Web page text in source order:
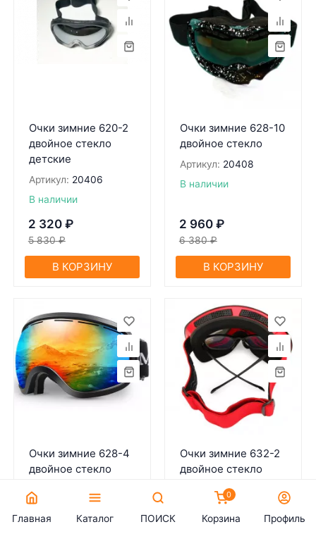
Очки зимние 620-2
двойное стекло
детские
Артикул: 20406
В наличии
2 320 ₽
5 830 ₽
В КОРЗИНУ
Очки зимние 628-10
двойное стекло
Артикул: 20408
В наличии
2 960 ₽
6 380 ₽
В КОРЗИНУ
Очки зимние 628-4
двойное стекло
Артикул:
Очки зимние 632-2
двойное стекло
Артикул: 20410
Главная Каталог ПОИСК
0
Корзина Профиль